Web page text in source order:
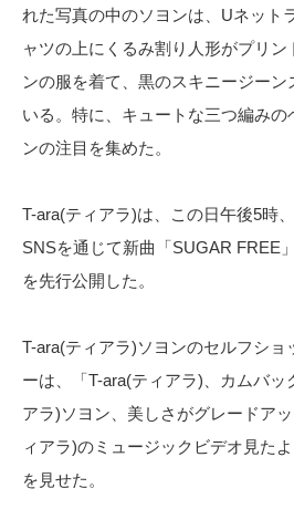
れた写真の中のソヨンは、Uネット
ャツの上にくるみ割り人形がプリ
ンの服を着て、黒のスキニージー
いる。特に、キュートな三つ編み
ンの注目を集めた。
T-ara(ティアラ)は、この日午後5時
SNSを通じて新曲「SUGAR FREE
を先行公開した。
T-ara(ティアラ)ソヨンのセルフシ
ーは、「T-ara(ティアラ)、カムバッ
アラ)ソヨン、美しさがグレードア
ィアラ)のミュージックビデオ見た
を見せた。